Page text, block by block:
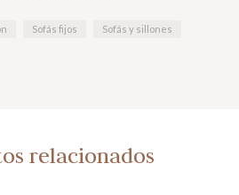
Sofás fijos Sofás y sillones
relacionados